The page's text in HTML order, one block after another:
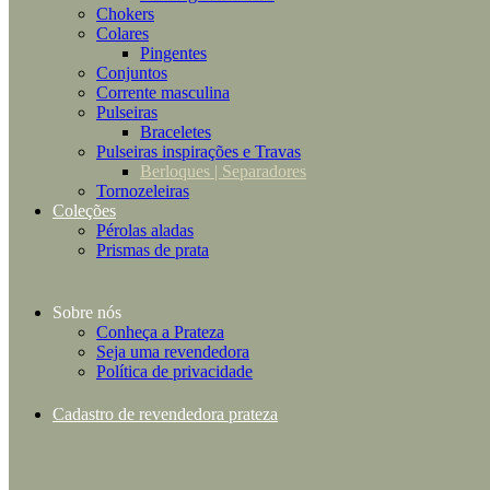
Chokers
Colares
Pingentes
Conjuntos
Corrente masculina
Pulseiras
Braceletes
Pulseiras inspirações e Travas
Berloques | Separadores
Tornozeleiras
Coleções
Pérolas aladas
Prismas de prata
Sobre nós
Conheça a Prateza
Seja uma revendedora
Política de privacidade
Cadastro de revendedora prateza